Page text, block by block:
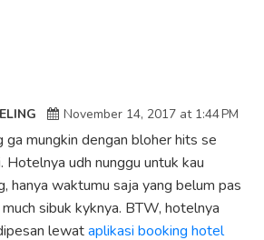
November 14, 2017 at 1:44 PM
ga mungkin dengan bloher hits se
Hotelnya udh nunggu untuk kau
hanya waktumu saja yang belum pas
sibuk kyknya. BTW, hotelnya
lewataplikasi booking hotel